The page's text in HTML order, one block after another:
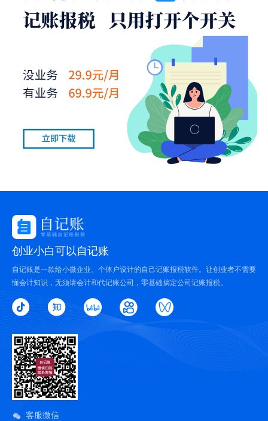
创业小白可以自记账
自记账是一款给小微企业、个体户设计的自己记账报税软件。让创业者不需要
懂会计知识，无须请会计和代记账公司，零基础搞定公司记账报税。
客服微信